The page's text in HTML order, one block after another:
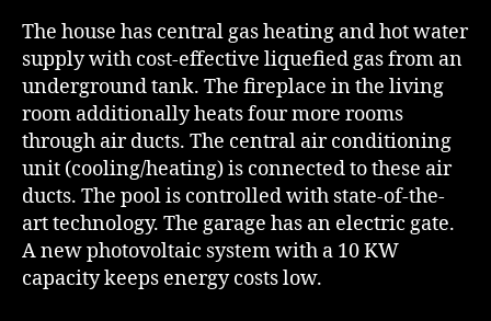
The house has central gas heating and hot water
supply with cost-effective liquefied gas from an
underground tank. The fireplace in the living
room additionally heats four more rooms
through air ducts. The central air conditioning
unit (cooling/heating) is connected to these air
ducts. The pool is controlled with state-of-the-
art technology. The garage has an electric gate.
A new photovoltaic system with a 10 KW
capacity keeps energy costs low.